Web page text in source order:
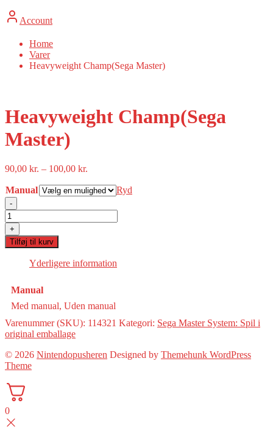
Account
Home
Varer
Heavyweight Champ(Sega Master)
Heavyweight Champ(Sega
Master)
90,00 kr. – 100,00 kr.
til
Manual Ryd
-
Heavyweight
Champ(Sega
Master)
antal
+
Tilføj til kurv
Yderligere information
Manual
Med manual, Uden manual
Varenummer (SKU): 114321 Kategori: Sega Master System: Spil i
original emballage
© 2026 Nintendopusheren Designed by Themehunk WordPress
Theme
0